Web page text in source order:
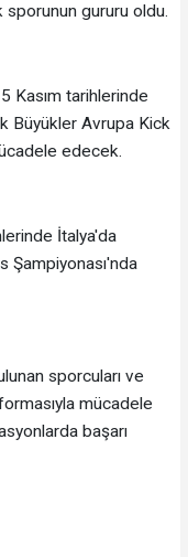
sporunun gururu oldu.
Kasım tarihlerinde
Büyükler Avrupa Kick
edecek.
İtalya'da
Şampiyonası'nda
sporcuları ve
mücadele
başarı